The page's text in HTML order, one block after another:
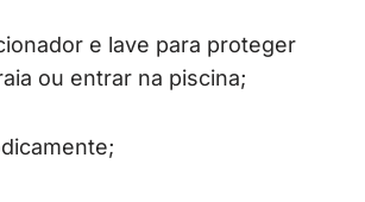
e lave para proteger
ou entrar na piscina;